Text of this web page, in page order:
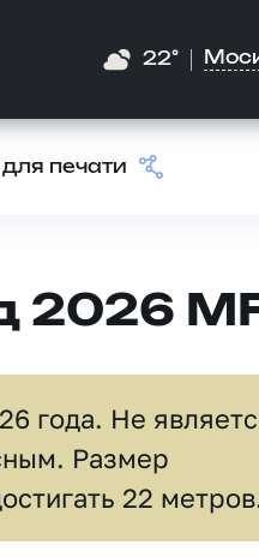
22°
печати
2026
года. Не
Размер
22